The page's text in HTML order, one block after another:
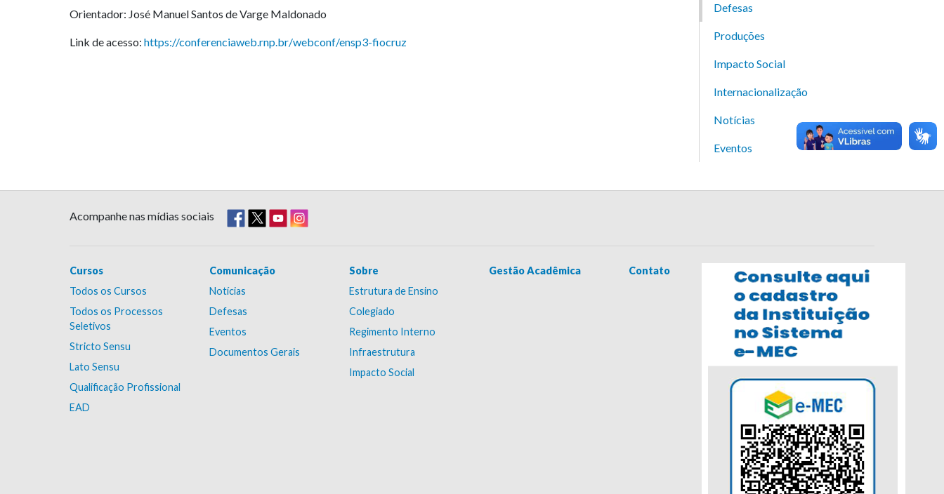
Orientador: José Manuel Santos de Varge Maldonado
Link de acesso: https://conferenciaweb.rnp.br/webconf/ensp3-fiocruz
Defesas
Produções
Impacto Social
Internacionalização
Notícias
Eventos
Acompanhe nas mídias sociais
Cursos
Todos os Cursos
Todos os Processos
Seletivos
Stricto Sensu
Lato Sensu
Qualificação Profissional
EAD
Comunicação
Notícias
Defesas
Eventos
Documentos Gerais
Sobre
Estrutura de Ensino
Colegiado
Regimento Interno
Infraestrutura
Impacto Social
Gestão Acadêmica Contato